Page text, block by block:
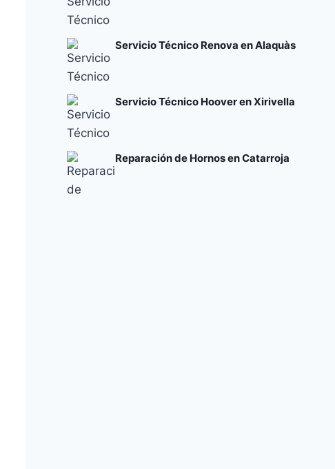
Servicio Técnico Renova en Alaquàs
Servicio Técnico Hoover en Xirivella
Reparación de Hornos en Catarroja